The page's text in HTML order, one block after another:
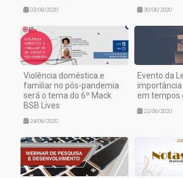
03/08/2020 30/06/2020
Violência doméstica e
familiar no pós-pandemia
será o tema do 6º Mack
BSB Lives
24/06/2020
Evento da
em tempos
22/06/2020